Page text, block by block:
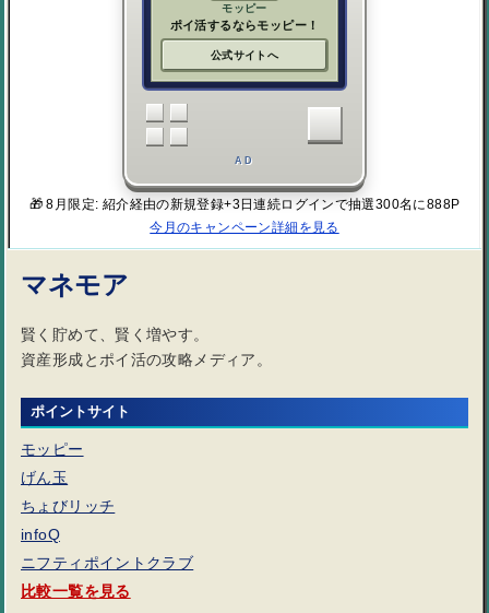
モッピー
ポイ活するならモッピー！
公式サイトへ
AD
🎁 8月限定: 紹介経由の新規登録+3日連続ログインで抽選300名に888P
今月のキャンペーン詳細を見る
マネモア
賢く貯めて、賢く増やす。
資産形成とポイ活の攻略メディア。
ポイントサイト
モッピー
げん玉
ちょびリッチ
infoQ
ニフティポイントクラブ
比較一覧を見る